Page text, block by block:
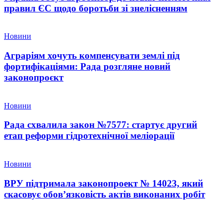
правил ЄС щодо боротьби зі знелісненням
Новини
Аграріям хочуть компенсувати землі під
фортифікаціями: Рада розгляне новий
законопроєкт
Новини
Рада схвалила закон №7577: стартує другий
етап реформи гідротехнічної меліорації
Новини
ВРУ підтримала законопроект № 14023, який
скасовує обов’язковість актів виконаних робіт